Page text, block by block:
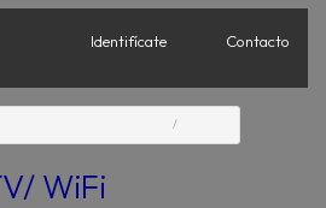
Identifícate Contacto
WiFi